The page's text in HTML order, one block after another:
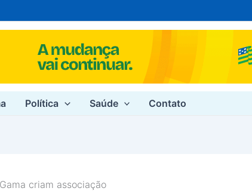
Política Saúde Contato
criam associação